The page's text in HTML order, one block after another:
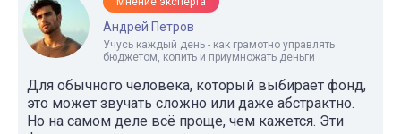
Андрей Петров
Учусь каждый день - как грамотно управлять
бюджетом, копить и приумножать деньги
Для обычного человека, который выбирает фонд,
это может звучать сложно или даже абстрактно.
Но на самом деле всё проще, чем кажется. Эти